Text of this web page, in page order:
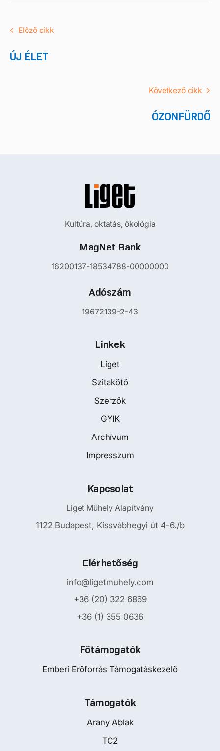
Előző cikk
ÚJ ÉLET
Következő cikk
ÓZONFÜRDŐ
Kultúra, oktatás, ökológia
MagNet Bank
16200137-18534788-00000000
Adószám
19672139-2-43
Linkek
Liget
Szitakötő
Szerzők
GYIK
Archívum
Impresszum
Kapcsolat
Liget Műhely Alapítvány
1122 Budapest, Kissvábhegyi út 4-6./b
Elérhetőség
info@ligetmuhely.com
+36 (20) 322 6869
+36 (1) 355 0636
Főtámogatók
Emberi Erőforrás Támogatáskezelő
Támogatók
Arany Ablak
TC2